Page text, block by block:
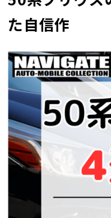
た自信作